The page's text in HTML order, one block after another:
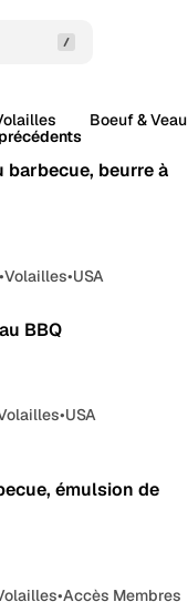
Boeuf & Veau
Articles5 min de lecture
beurre à
•Volailles•USA
BBQ
•USA
émulsion de
•Accès Membres